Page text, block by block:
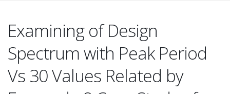
Examining of Design
Spectrum with Peak Period
Vs 30 Values Related by